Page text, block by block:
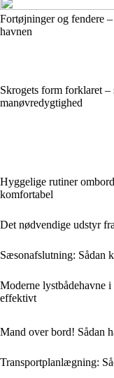
Fortøjninger og fendere
havnen
Skrogets form forklaret
manøvredygtighed
Hyggelige rutiner
komfortabel
Det nødvendige udstyr
Sæsonafslutning: Sådan
Moderne lystbådehavne
effektivt
Mand over bord! Sådan
Transportplanlægning: